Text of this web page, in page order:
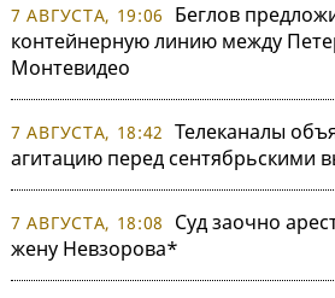
7 АВГУСТА, 19:06
Беглов
контейнерную линию между
Монтевидео
7 АВГУСТА, 18:42 Телеканалы
агитацию перед сентябрьскими
7 АВГУСТА, 18:08
Суд заочно
жену Невзорова*